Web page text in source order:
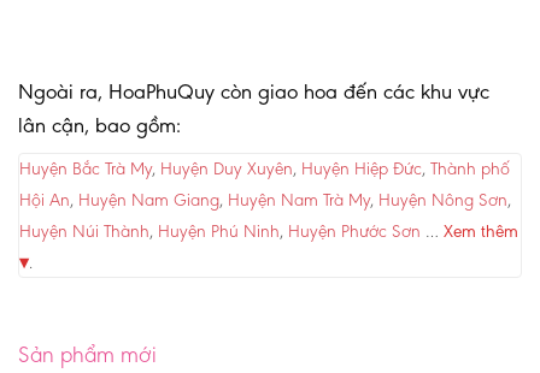
Ngoài ra, HoaPhuQuy còn giao hoa đến các khu vực
lân cận, bao gồm:
Huyện Bắc Trà My, Huyện Duy Xuyên, Huyện Hiệp Đức, Thành phố
Hội An, Huyện Nam Giang, Huyện Nam Trà My, Huyện Nông Sơn,
Huyện Núi Thành, Huyện Phú Ninh, Huyện Phước Sơn … Xem thêm
▾.
Sản phẩm mới